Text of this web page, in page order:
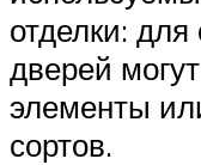
отделки:
дверей
элементы
сортов.